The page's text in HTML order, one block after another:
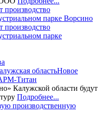
парке
областьНовое
Титан
Калужской области будут
Подробнее...